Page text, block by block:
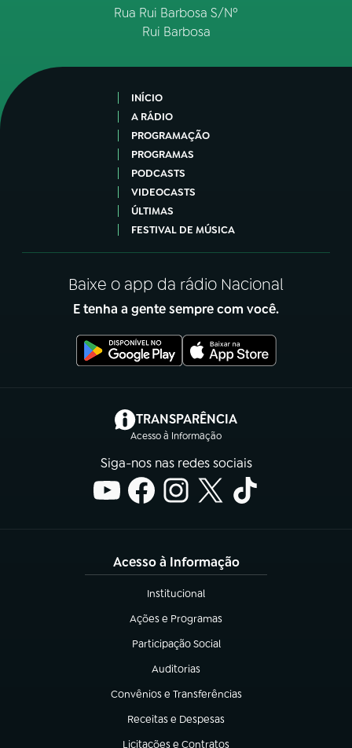
Rua Rui Barbosa S/Nº
Rui Barbosa
INÍCIO
A RÁDIO
PROGRAMAÇÃO
PROGRAMAS
PODCASTS
VIDEOCASTS
ÚLTIMAS
FESTIVAL DE MÚSICA
Baixe o app da rádio Nacional
E tenha a gente sempre com você.
TRANSPARÊNCIA
Acesso à Informação
(abre em nova aba)
Siga-nos nas redes sociais
Acesso à Informação
Institucional
(abre em nova aba)
Ações e Programas
(abre em nova aba)
Participação Social
(abre em nova aba)
Auditorias
(abre em nova aba)
Convênios e Transferências
(abre em nova aba)
Receitas e Despesas
(abre em nova aba)
Licitações e Contratos